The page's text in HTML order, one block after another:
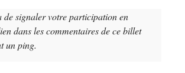
de signaler votre participation en
dans les commentaires de ce billet
un ping.